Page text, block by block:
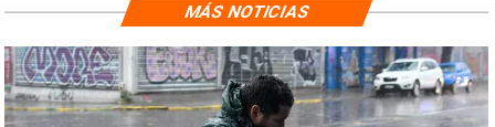
MÁS NOTICIAS